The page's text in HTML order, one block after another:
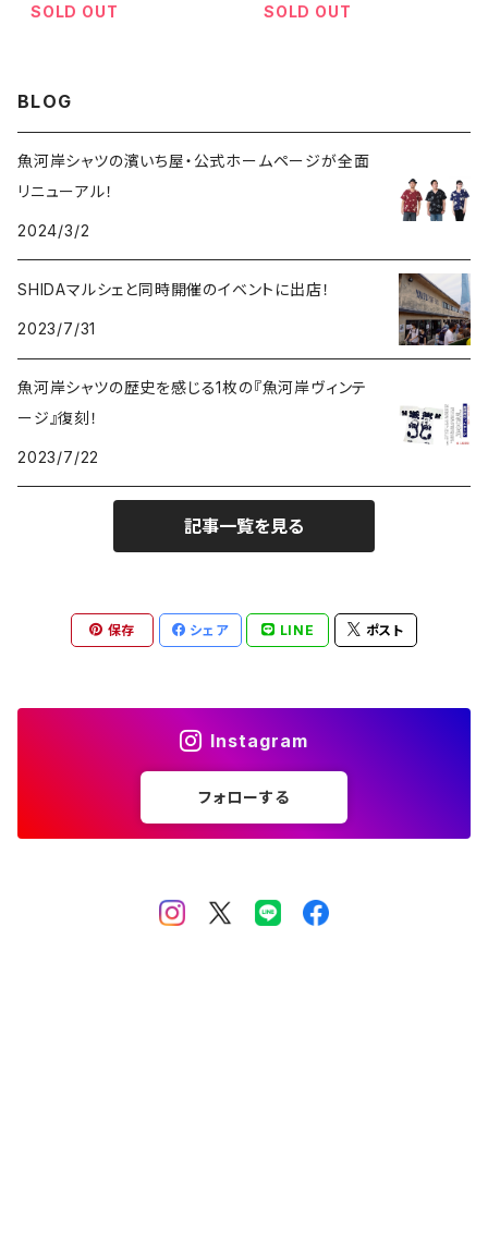
SOLD OUT
SOLD OUT
BLOG
魚河岸シャツの濱いち屋・公式ホームページが全面
リニューアル！
2024/3/2
SHIDAマルシェと同時開催のイベントに出店！
2023/7/31
魚河岸シャツの歴史を感じる1枚の『魚河岸ヴィンテ
ージ』復刻！
2023/7/22
記事一覧を見る
保存 シェア LINE ポスト
Instagram
フォローする